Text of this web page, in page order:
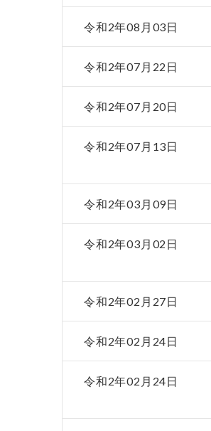
令和2年08月03日
令和2年07月22日
令和2年07月20日
令和2年07月13日
令和2年03月09日
令和2年03月02日
令和2年02月27日
令和2年02月24日
令和2年02月24日